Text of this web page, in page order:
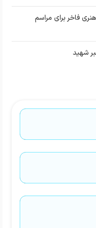
فاخر برای مراسم